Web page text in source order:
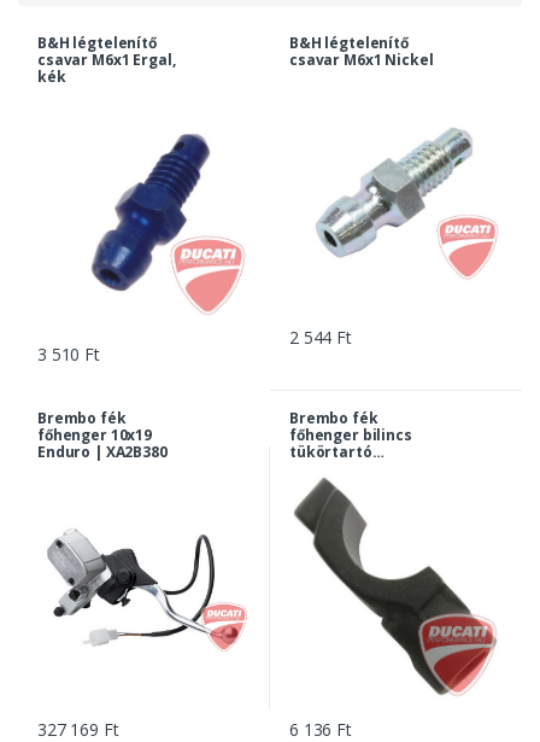
B&H légtelenítő
csavar M6x1 Ergal,
kék
3 510 Ft
B&H légtelenítő
csavar M6x1 Nickel
2 544 Ft
Brembo fék
főhenger 10x19
Enduro | XA2B380
327 169 Ft
Brembo fék
főhenger bilincs
tükörtartó
M10x1,25, bal menet
| 10437216
6 136 Ft